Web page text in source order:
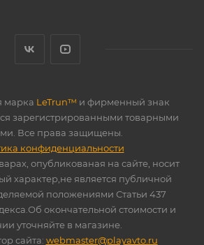
марка LeTrun™ и фирменный знак
зарегистрированными товарными
Все права защищены.
конфиденциальности
опубликованая на сайте, носит
характер,не является публичной
положениями Статьи 437
окончательной стоимости и
уточняйте в магазине.
сайта: webmaster@playavto.ru